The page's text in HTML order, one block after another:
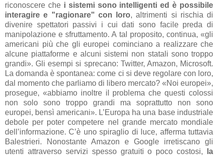
riconoscere che i sistemi sono intelligenti ed è possibile
interagire e "ragionare" con loro, altrimenti si rischia di
divenire spettatori passivi i cui dati sono facile preda di
manipolazione e sfruttamento. A tal proposito, continua, «gli
americani più che gli europei cominciano a realizzare che
alcune piattaforme e alcuni sistemi non statali sono troppo
grandi». Gli esempi si sprecano: Twitter, Amazon, Microsoft.
La domanda è spontanea: come ci si deve regolare con loro,
dal momento che parliamo di libero mercato? «Noi europei»,
prosegue, «abbiamo inoltre il problema che questi colossi
non solo sono troppo grandi ma soprattutto non sono
europei, bensì americani». L’Europa ha una base industriale
debole per poter competere nel grande mercato mondiale
dell’informazione. C’è uno spiraglio di luce, afferma tuttavia
Balestrieri. Nonostante Amazon e Google irretiscano gli
utenti attraverso servizi spesso gratuiti o poco costosi,
la